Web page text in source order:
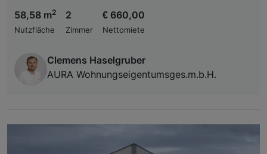
58,58 m2
Nutzfläche
2
Zimmer
€ 660,00
Nettomiete
Clemens Haselgruber
AURA Wohnungseigentumsges.m.b.H.